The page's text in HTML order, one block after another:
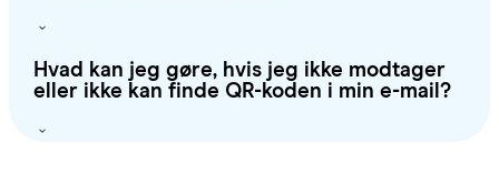
Hvad kan jeg gøre, hvis jeg ikke modtager
eller ikke kan finde QR-koden i min e-mail?